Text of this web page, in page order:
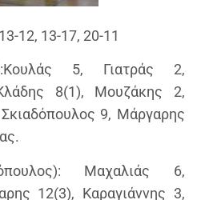
12, 13-17, 20-11
5, Γιατράς 2,
8(1), Μουζάκης 2,
9, Μάργαρης
Μαχαλιάς 6,
12(3), Καραγιάννης 3,